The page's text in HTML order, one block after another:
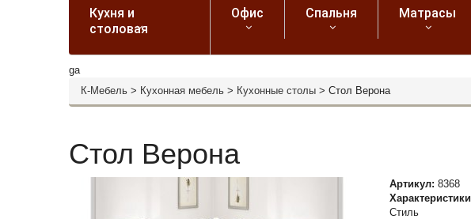
Кухня и
столовая
Офис Спальня Матрасы
ga
К-Мебель > Кухонная мебель > Кухонные столы > Стол Верона
Стол Верона
Артикул: 8368
Характеристики
Стиль